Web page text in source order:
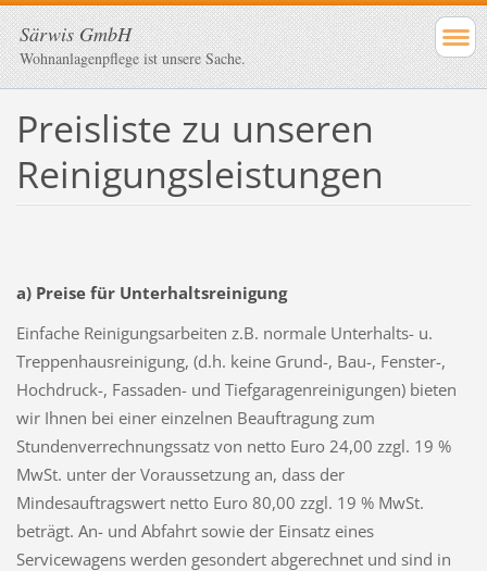
Särwis GmbH
Wohnanlagenpflege ist unsere Sache.
Preisliste zu unseren
Reinigungsleistungen
a) Preise für Unterhaltsreinigung
Einfache Reinigungsarbeiten z.B. normale Unterhalts- u.
Treppenhausreinigung, (d.h. keine Grund-, Bau-, Fenster-,
Hochdruck-, Fassaden- und Tiefgaragenreinigungen) bieten
wir Ihnen bei einer einzelnen Beauftragung zum
Stundenverrechnungssatz von netto Euro 24,00 zzgl. 19 %
MwSt. unter der Voraussetzung an, dass der
Mindesauftragswert netto Euro 80,00 zzgl. 19 % MwSt.
beträgt. An- und Abfahrt sowie der Einsatz eines
Servicewagens werden gesondert abgerechnet und sind in